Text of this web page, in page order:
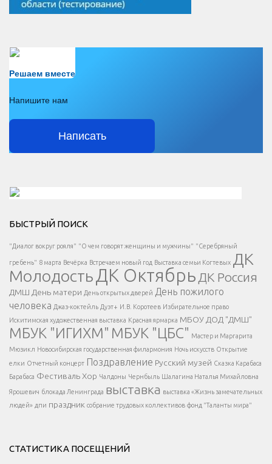
Решаем вместе
Напишите нам
Написать
Есть вопрос?
Напишите нам
</span >
Написать
</button >
</div >
</div > </div >
БЫСТРЫЙ ПОИСК
"Диалог вокруг рояля" "О чем говорят женщины и мужчины" "Серебряный
гребень" 8 марта Вечёрка Встречаем новый год Выставка семьи Когтевых ДК
МолодостьДК Октябрь ДК Россия
ДМШ День матери День открытых дверей День пожилого
человека Джаз-коктейль Дуэт+ И.В. Коротеев Избирательное право
Искитимская художественная выставка Красная ярмарка МБОУ ДОД "ДМШ"
МБУК "ИГИХМ" МБУК "ЦБС" Мастер и Маргарита
Мюзикл Новосибирская государственная филармония Ночь искусств Открытие
елки Отчетный концерт Поздравление Русский музей Сказка Карабаса
Барабаса Фестиваль Хор Чалдоны Чернбыль Шалагина Наталья Михайловна
Ярошевич блокада Ленинграда выставка выставка «Жизнь замечательных
людей» дпи праздник собрание трудовых коллективов фонд "Таланты мира"
СТАТИСТИКА ПОСЕЩЕНИЙ